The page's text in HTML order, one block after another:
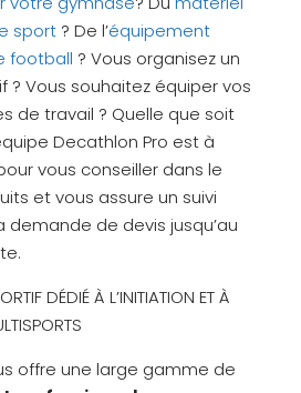
sport? De l’équipement
football ? Vous organisez un
? Vous souhaitez équiper vos
de travail ? Quelle que soit
Decathlon Pro est à
vous conseiller dans le
et vous assure un suivi
demande de devis jusqu’au
DÉDIÉ À L’INITIATION ET À
offre une large gamme de